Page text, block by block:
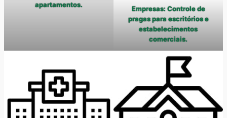
apartamentos.
Empresas: Controle de
pragas para escritórios e
estabelecimentos
comerciais.